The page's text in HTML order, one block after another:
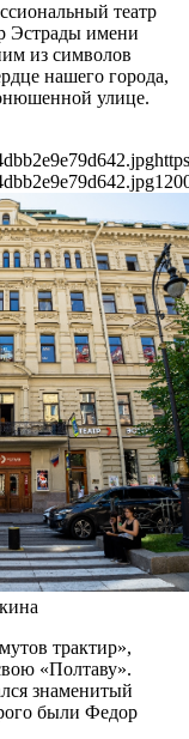
театр
Эстрады имени
из символов
нашего города,
улице.
трактир»,
«Полтаву».
знаменитый
были Федор